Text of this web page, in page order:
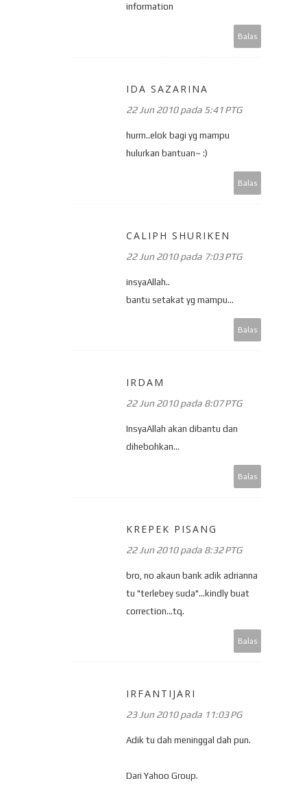
information
Balas
IDA SAZARINA
22 Jun 2010 pada 5:41 PTG
hurm..elok bagi yg mampu
hulurkan bantuan~ :)
Balas
CALIPH SHURIKEN
22 Jun 2010 pada 7:03 PTG
insyaAllah..
bantu setakat yg mampu...
Balas
IRDAM
22 Jun 2010 pada 8:07 PTG
InsyaAllah akan dibantu dan
dihebohkan...
Balas
KREPEK PISANG
22 Jun 2010 pada 8:32 PTG
bro, no akaun bank adik adrianna
tu "terlebey suda"...kindly buat
correction...tq.
Balas
IRFANTIJARI
23 Jun 2010 pada 11:03 PG
Adik tu dah meninggal dah pun.
Dari Yahoo Group.